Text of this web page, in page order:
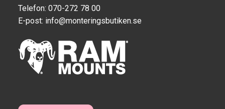
Forklift
Produkter efter varumärken
Telefon: 070-272 78 00
E-post: info@monteringsbutiken.se